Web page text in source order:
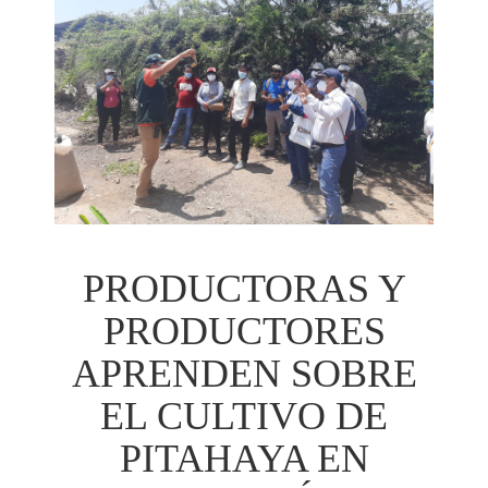
PRODUCTORAS Y
PRODUCTORES
APRENDEN SOBRE
EL CULTIVO DE
PITAHAYA EN